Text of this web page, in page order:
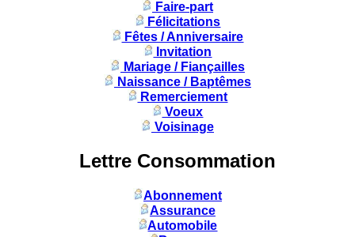
Faire-part
Félicitations
Fêtes / Anniversaire
Invitation
Mariage / Fiançailles
Naissance / Baptêmes
Remerciement
Voeux
Voisinage
Lettre Consommation
Abonnement
Assurance
Automobile